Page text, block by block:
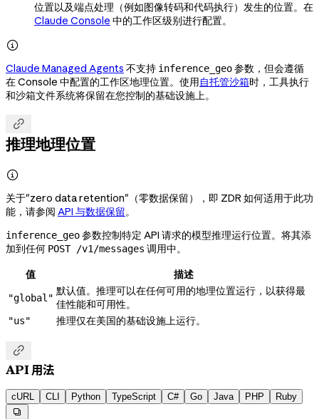
位置以及端点处理（例如图像转码和代码执行）发生的位置。在
Claude Console 中的工作区级别进行配置。

Claude Managed Agents 不支持 inference_geo参数，但会遵循
在 Console 中配置的工作区地理位置。使用自托管沙箱时，工具执行
和沙箱文件系统将保留在您控制的基础设施上。

推理地理位置

关于"zero data retention"（零数据保留），即 ZDR 如何适用于此功
能，请参阅 API 与数据保留。
inference_geo参数控制特定 API 请求的模型推理运行位置。将其添
加到任何 POST /v1/messages 调用中。
值
描述
"global"
默认值。推理可以在任何可用的地理位置运行，以获得最
佳性能和可用性。
"us" 推理仅在美国的基础设施上运行。

API 用法
cURL CLI Python TypeScript C# Go Java PHP Ruby
